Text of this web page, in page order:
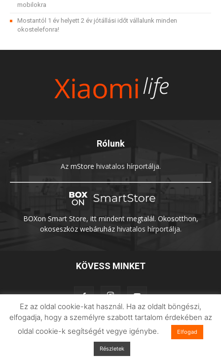
mobilokra
Mostantól 1 év helyett 2 év jótállási időt vállalunk minden
okostelefonra!
Rólunk
Az mStore hivatalos hírportálja.
BOXon Smart Store, itt mindent megtalál. Okosotthon,
okoseszköz webáruházhivatalos hírportálja.
KÖVESS MINKET
Adatvédelem Impresszum Imilab
© 2026 Xiaomilife | Minden jog fenntartva.
Ez az oldal cookie-kat használ. Ha az oldalt böngészi,
elfogadja, hogy a személyre szabott tartalom érdekében az
oldal cookie-k segítségét vegye igénybe.
Elfogad
Részletek